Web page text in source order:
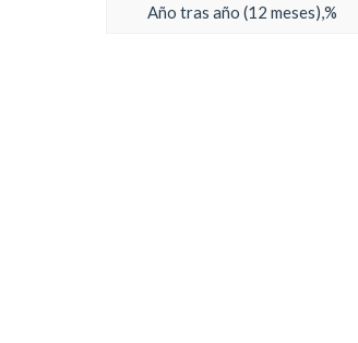
Año tras año (12 meses),%